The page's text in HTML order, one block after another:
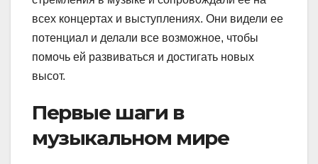
всех концертах и выступлениях. Они видели ее
потенциал и делали все возможное, чтобы
помочь ей развиваться и достигать новых
высот.
Первые шаги в
музыкальном мире